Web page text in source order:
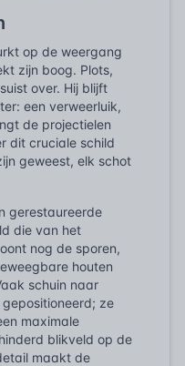
op de weergang
zijn boog. Plots,
over. Hij blijft
een verweerluik,
de projectielen
dit cruciale schild
geweest, elk schot
gerestaureerde
die van het
nog de sporen,
houten
schuin naar
ze
maximale
blikveld op de
maakt de